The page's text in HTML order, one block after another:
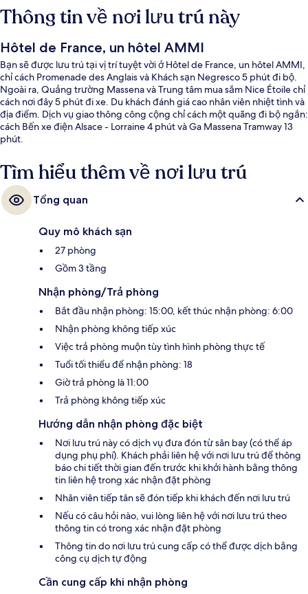
Thông tin về nơi lưu trú này
Hôtel de France, un hôtel AMMI
Bạn sẽ được lưu trú tại vị trí tuyệt vời ở Hôtel de France, un hôtel AMMI,
chỉ cách Promenade des Anglais và Khách sạn Negresco 5 phút đi bộ.
Ngoài ra, Quảng trường Massena và Trung tâm mua sắm Nice Étoile chỉ
cách nơi đây 5 phút đi xe. Du khách đánh giá cao nhân viên nhiệt tình và
địa điểm. Dịch vụ giao thông công cộng chỉ cách một quãng đi bộ ngắn:
cách Bến xe điện Alsace - Lorraine 4 phút và Ga Massena Tramway 13
phút.
Tìm hiểu thêm về nơi lưu trú
Tổng quan
Quy mô khách sạn
27 phòng
Gồm 3 tầng
Nhận phòng/Trả phòng
Bắt đầu nhận phòng: 15:00, kết thúc nhận phòng: 6:00
Nhận phòng không tiếp xúc
Việc trả phòng muộn tùy tình hình phòng thực tế
Tuổi tối thiểu để nhận phòng: 18
Giờ trả phòng là 11:00
Trả phòng không tiếp xúc
Hướng dẫn nhận phòng đặc biệt
Nơi lưu trú này có dịch vụ đưa đón từ sân bay (có thể áp
dụng phụ phí). Khách phải liên hệ với nơi lưu trú để thông
báo chi tiết thời gian đến trước khi khởi hành bằng thông
tin liên hệ trong xác nhận đặt phòng
Nhân viên tiếp tân sẽ đón tiếp khi khách đến nơi lưu trú
Nếu có câu hỏi nào, vui lòng liên hệ với nơi lưu trú theo
thông tin có trong xác nhận đặt phòng
Thông tin do nơi lưu trú cung cấp có thể được dịch bằng
công cụ dịch tự động
Cần cung cấp khi nhận phòng